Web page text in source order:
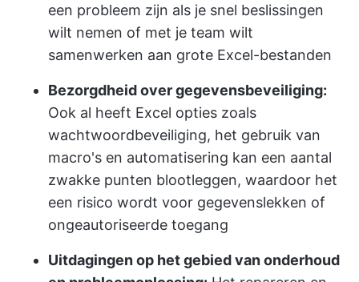
een probleem zijn als je snel beslissingen
wilt nemen of met je team wilt
samenwerken aan grote Excel-bestanden
Bezorgdheid over gegevensbeveiliging:
Ook al heeft Excel opties zoals
wachtwoordbeveiliging, het gebruik van
macro's en automatisering kan een aantal
zwakke punten blootleggen, waardoor het
een risico wordt voor gegevenslekken of
ongeautoriseerde toegang
Uitdagingen op het gebied van onderhoud